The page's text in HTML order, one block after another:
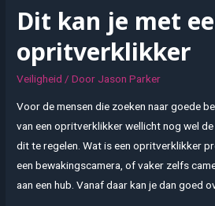
Dit kan je met
opritverklikker
Veiligheid / Door Jason Parker
Voor de mensen die zoeken naar goede
van een opritverklikker wellicht nog wel
dit te regelen. Wat is een opritverklikker
een bewakingscamera, of vaker zelfs
aan een hub. Vanaf daar kan je dan goed